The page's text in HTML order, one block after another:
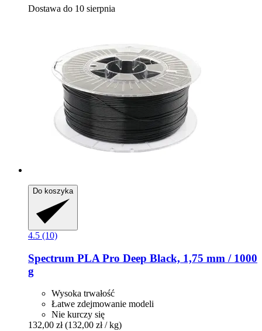
Dostawa do 10 sierpnia
Do koszyka
4.5 (10)
Spectrum PLA Pro Deep Black, 1,75 mm / 1000
g
Wysoka trwałość
Łatwe zdejmowanie modeli
Nie kurczy się
132,00 zł (132,00 zł / kg)